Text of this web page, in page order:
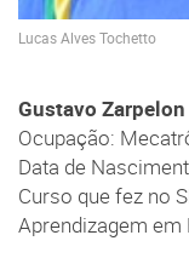
Lucas Alves Tochetto
Gustavo
Ocupação:
Data de
Curso que fez no
Aprendizagem em